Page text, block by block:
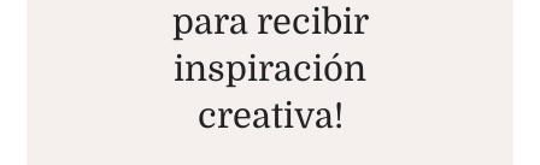
para recibir
inspiración
creativa!